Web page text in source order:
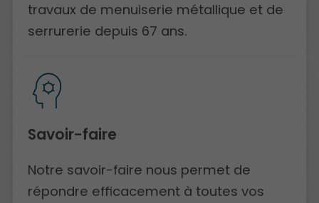
travaux de menuiserie métallique et de
serrurerie depuis 67 ans.
Savoir-faire
Notre savoir-faire nous permet de
répondre efficacement à toutes vos